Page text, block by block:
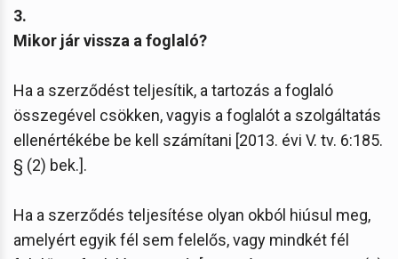
3.
Mikor jár vissza a foglaló?
Ha a szerződést teljesítik, a tartozás a foglaló
összegével csökken, vagyis a foglalót a szolgáltatás
ellenértékébe be kell számítani [2013. évi V. tv. 6:185.
§ (2) bek.].
Ha a szerződés teljesítése olyan okból hiúsul meg,
amelyért egyik fél sem felelős, vagy mindkét fél